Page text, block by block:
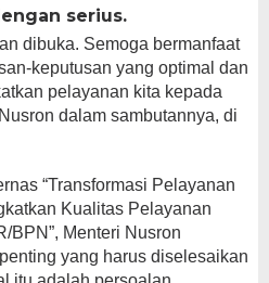
serius.
dibuka. Semoga bermanfaat
keputusan yang optimal dan
pelayanan kita kepada
dalam sambutannya, di
“Transformasi Pelayanan
Kualitas Pelayanan
BPN”, Menteri Nusron
yang harus diselesaikan